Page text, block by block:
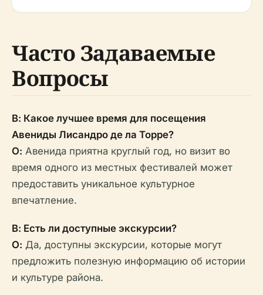
Часто Задаваемые
Вопросы
В: Какое лучшее время для посещения
Авениды Лисандро де ла Торре?
О: Авенидa приятна круглый год, но визит во
время одного из местных фестивалей может
предоставить уникальное культурное
впечатление.
В: Есть ли доступные экскурсии?
О: Да, доступны экскурсии, которые могут
предложить полезную информацию об истории
и культуре района.